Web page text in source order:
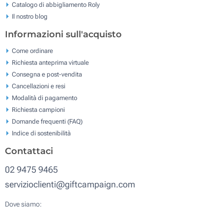
Catalogo di abbigliamento Roly
Il nostro blog
Informazioni sull'acquisto
Come ordinare
Richiesta anteprima virtuale
Consegna e post-vendita
Cancellazioni e resi
Modalità di pagamento
Richiesta campioni
Domande frequenti (FAQ)
Indice di sostenibilità
Contattaci
02 9475 9465
servizioclienti@giftcampaign.com
Dove siamo: